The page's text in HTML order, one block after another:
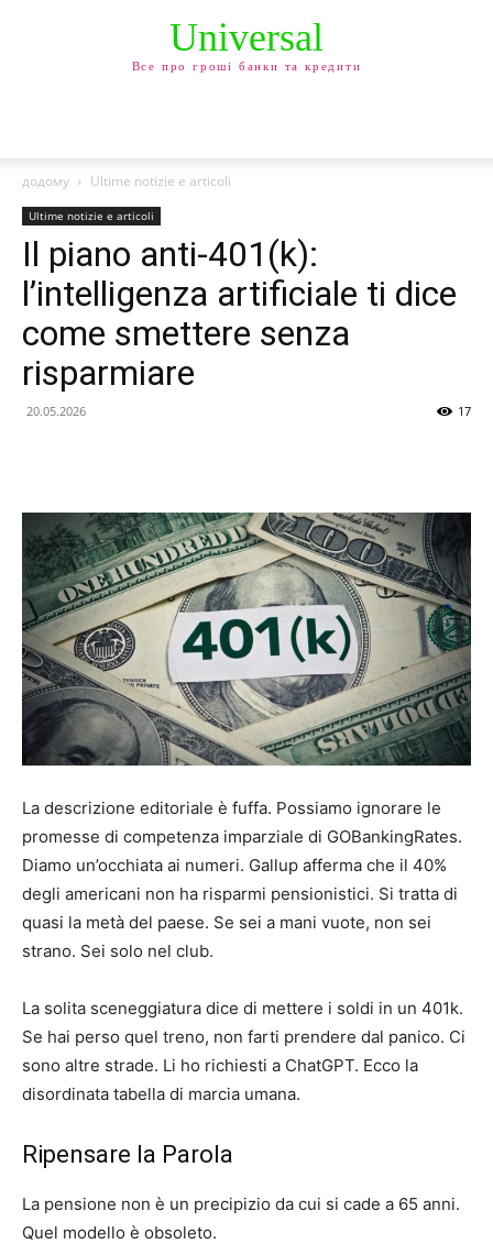
Universal
Все про гроші банки та кредити
додому Ultime notizie e articoli
Ultime notizie e articoli
Il piano anti-401(k):
l’intelligenza artificiale ti dice
come smettere senza
risparmiare
20.05.2026 17
La descrizione editoriale è fuffa. Possiamo ignorare le
promesse di competenza imparziale di GOBankingRates.
Diamo un’occhiata ai numeri. Gallup afferma che il 40%
degli americani non ha risparmi pensionistici. Si tratta di
quasi la metà del paese. Se sei a mani vuote, non sei
strano. Sei solo nel club.
La solita sceneggiatura dice di mettere i soldi in un 401k.
Se hai perso quel treno, non farti prendere dal panico. Ci
sono altre strade. Li ho richiesti a ChatGPT. Ecco la
disordinata tabella di marcia umana.
Ripensare la Parola
La pensione non è un precipizio da cui si cade a 65 anni.
Quel modello è obsoleto.